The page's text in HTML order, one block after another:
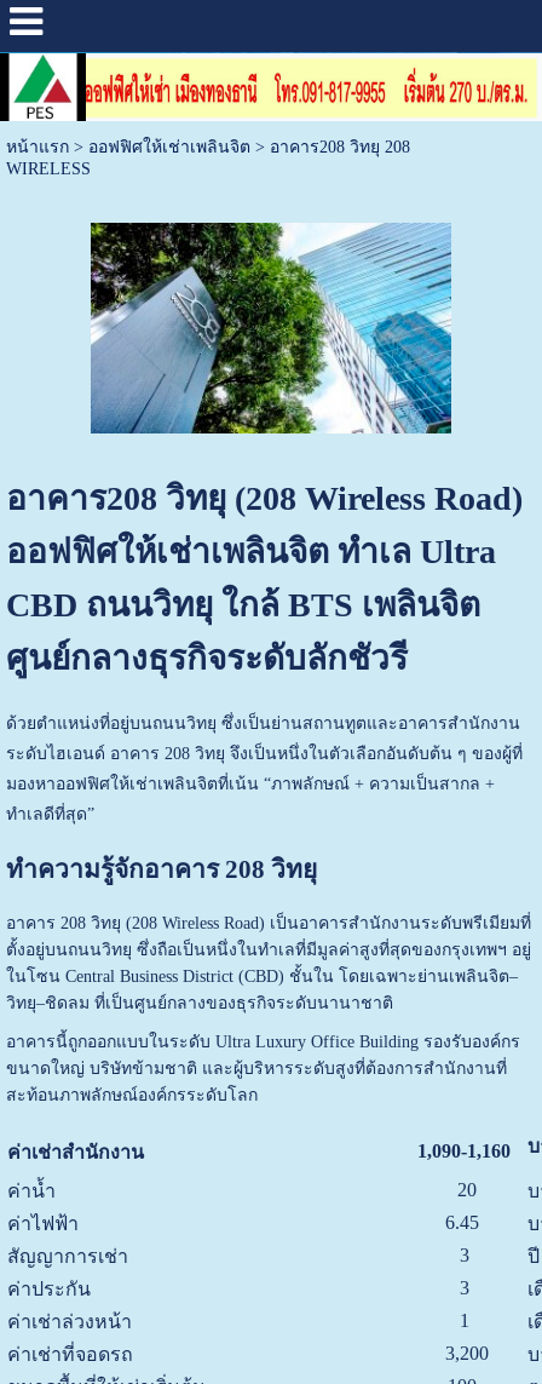
หน้าแรก> ออฟฟิศให้เช่าเพลินจิต > อาคาร208 วิทยุ 208
WIRELESS
อาคาร208 วิทยุ (208 Wireless Road)
ออฟฟิศให้เช่าเพลินจิต ทำเล Ultra
CBD ถนนวิทยุ ใกล้ BTS เพลินจิต
ศูนย์กลางธุรกิจระดับลักชัวรี
ด้วยตำแหน่งที่อยู่บนถนนวิทยุ ซึ่งเป็นย่านสถานทูตและอาคารสำนักงาน
ระดับไฮเอนด์ อาคาร 208 วิทยุ จึงเป็นหนึ่งในตัวเลือกอันดับต้น ๆ ของผู้ที่
มองหาออฟฟิศให้เช่าเพลินจิตที่เน้น “ภาพลักษณ์ + ความเป็นสากล +
ทำเลดีที่สุด”
ทำความรู้จักอาคาร 208 วิทยุ
อาคาร 208 วิทยุ (208 Wireless Road) เป็นอาคารสำนักงานระดับพรีเมียมที่
ตั้งอยู่บนถนนวิทยุ ซึ่งถือเป็นหนึ่งในทำเลที่มีมูลค่าสูงที่สุดของกรุงเทพฯ อยู่
ในโซน Central Business District (CBD) ชั้นใน โดยเฉพาะย่านเพลินจิต–
วิทยุ–ชิดลม ที่เป็นศูนย์กลางของธุรกิจระดับนานาชาติ
อาคารนี้ถูกออกแบบในระดับ Ultra Luxury Office Building รองรับองค์กร
ขนาดใหญ่ บริษัทข้ามชาติ และผู้บริหารระดับสูงที่ต้องการสำนักงานที่
สะท้อนภาพลักษณ์องค์กรระดับโลก
ค่าเช่าสำนักงาน 1,090-1,160 บ
ค่าน้ำ 20
ค่าไฟฟ้า
6.45
สัญญาการเช่า
3
ปี
ค่าประกัน
3
ค่าเช่าล่วงหน้า
1
ค่าเช่าที่จอดรถ
3,200
บ